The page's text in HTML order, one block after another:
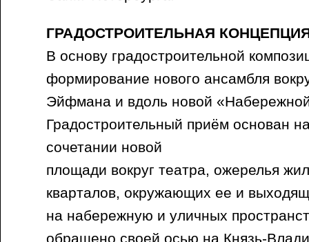
ГРАДОСТРОИТЕЛЬНАЯ
В основу градостроительной
формирование нового ансамбля
Эйфмана и вдоль новой
Градостроительный приём основан
сочетании новой
площади вокруг театра, ожерелья
кварталов, окружающих ее и
на набережную и уличных
обращено своей осью на Князь-